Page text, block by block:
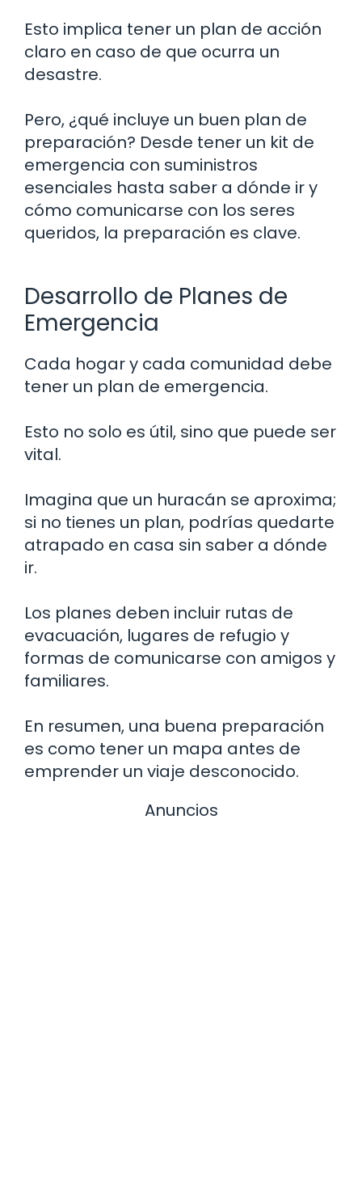
Esto implica tener un plan de acción
claro en caso de que ocurra un
desastre.
Pero, ¿qué incluye un buen plan de
preparación? Desde tener un kit de
emergencia con suministros
esenciales hasta saber a dónde ir y
cómo comunicarse con los seres
queridos, la preparación es clave.
Desarrollo de Planes de
Emergencia
Cada hogar y cada comunidad debe
tener un plan de emergencia.
Esto no solo es útil, sino que puede ser
vital.
Imagina que un huracán se aproxima;
si no tienes un plan, podrías quedarte
atrapado en casa sin saber a dónde
ir.
Los planes deben incluir rutas de
evacuación, lugares de refugio y
formas de comunicarse con amigos y
familiares.
En resumen, una buena preparación
es como tener un mapa antes de
emprender un viaje desconocido.
Anuncios